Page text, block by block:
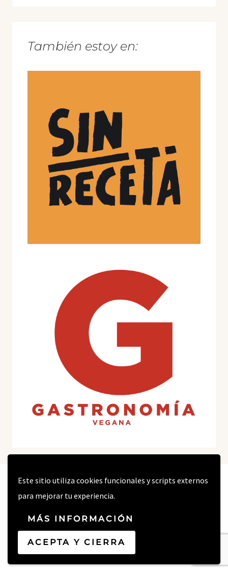
Este sitio utiliza cookies funcionales y scripts externos
para mejorar tu experiencia.
MÁS INFORMACIÓN
ACEPTA Y CIERRA
También estoy en:
POLÍTICA DE PUBLICIDAD Y REDES SOCIALES